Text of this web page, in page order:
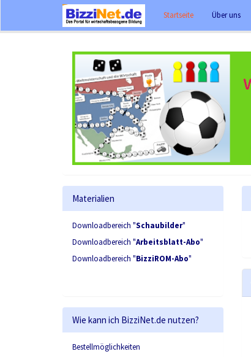
Startseite Über uns
Materialien
Downloadbereich "Schaubilder"
Downloadbereich "Arbeitsblatt-Abo"
Downloadbereich "BizziROM-Abo"
Wie kann ich BizziNet.de nutzen?
Bestellmöglichkeiten